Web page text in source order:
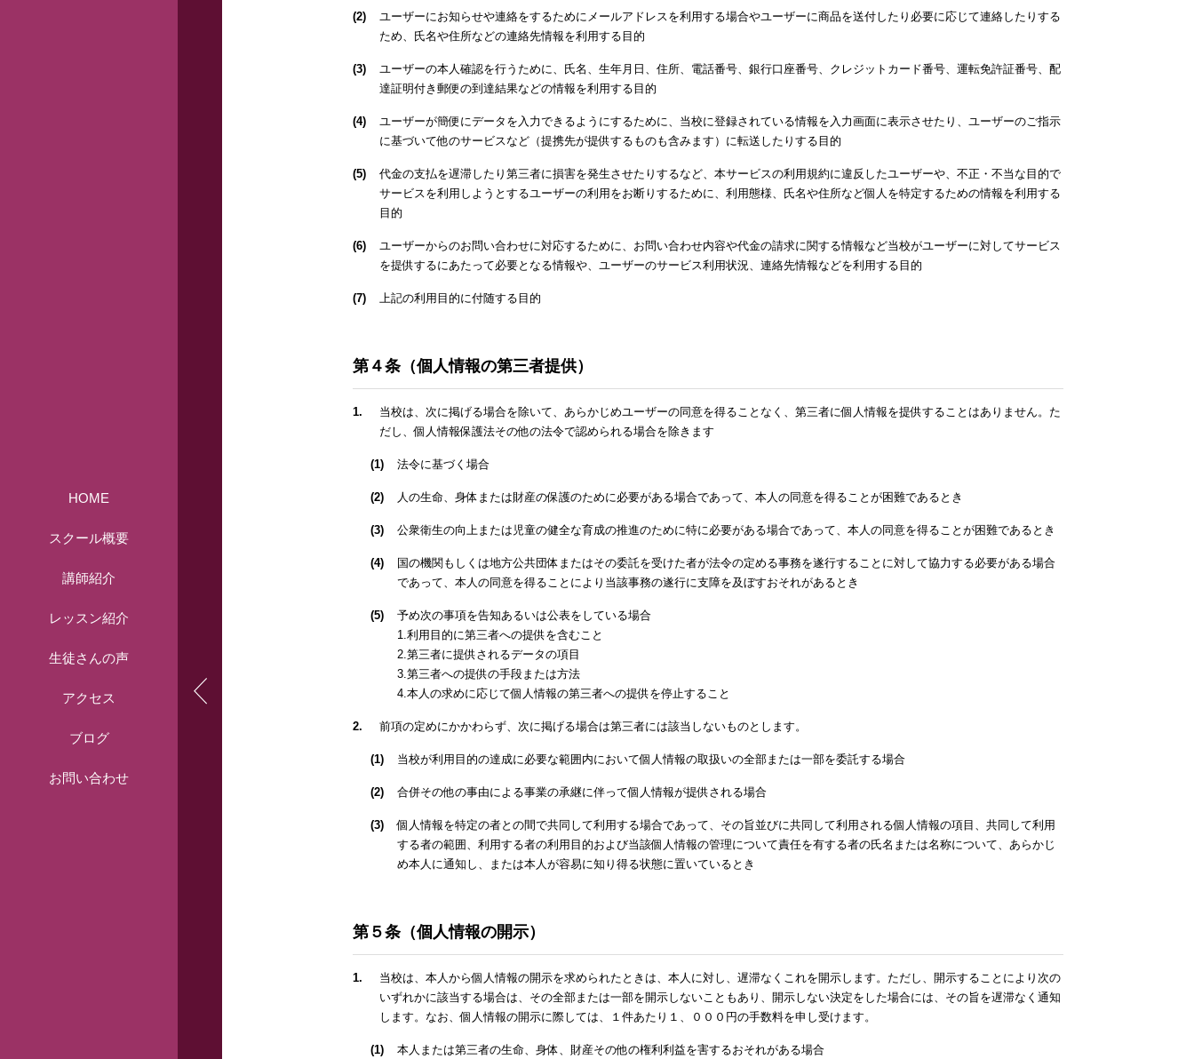
HOME
スクール概要
講師紹介
レッスン紹介
生徒さんの声
アクセス
ブログ
お問い合わせ
(2)
ユーザーにお知らせや連絡をするためにメールアドレスを利用する場合やユーザーに商品を送付したり必要に応じて連絡したりする
ため、氏名や住所などの連絡先情報を利用する目的
(3)
ユーザーの本人確認を行うために、氏名、生年月日、住所、電話番号、銀行口座番号、クレジットカード番号、運転免許証番号、配
達証明付き郵便の到達結果などの情報を利用する目的
(4)
ユーザーが簡便にデータを入力できるようにするために、当校に登録されている情報を入力画面に表示させたり、ユーザーのご指示
に基づいて他のサービスなど（提携先が提供するものも含みます）に転送したりする目的
(5)
代金の支払を遅滞したり第三者に損害を発生させたりするなど、本サービスの利用規約に違反したユーザーや、不正・不当な目的で
サービスを利用しようとするユーザーの利用をお断りするために、利用態様、氏名や住所など個人を特定するための情報を利用する
目的
(6)
ユーザーからのお問い合わせに対応するために、お問い合わせ内容や代金の請求に関する情報など当校がユーザーに対してサービス
を提供するにあたって必要となる情報や、ユーザーのサービス利用状況、連絡先情報などを利用する目的
(7) 上記の利用目的に付随する目的
第４条（個人情報の第三者提供）
1.
当校は、次に掲げる場合を除いて、あらかじめユーザーの同意を得ることなく、第三者に個人情報を提供することはありません。た
だし、個人情報保護法その他の法令で認められる場合を除きます
(1) 法令に基づく場合
(2) 人の生命、身体または財産の保護のために必要がある場合であって、本人の同意を得ることが困難であるとき
(3) 公衆衛生の向上または児童の健全な育成の推進のために特に必要がある場合であって、本人の同意を得ることが困難であるとき
(4)
国の機関もしくは地方公共団体またはその委託を受けた者が法令の定める事務を遂行することに対して協力する必要がある場合
であって、本人の同意を得ることにより当該事務の遂行に支障を及ぼすおそれがあるとき
(5)
予め次の事項を告知あるいは公表をしている場合
1.利用目的に第三者への提供を含むこと
2.第三者に提供されるデータの項目
3.第三者への提供の手段または方法
4.本人の求めに応じて個人情報の第三者への提供を停止すること
2. 前項の定めにかかわらず、次に掲げる場合は第三者には該当しないものとします。
(1) 当校が利用目的の達成に必要な範囲内において個人情報の取扱いの全部または一部を委託する場合
(2) 合併その他の事由による事業の承継に伴って個人情報が提供される場合
(3)
個人情報を特定の者との間で共同して利用する場合であって、その旨並びに共同して利用される個人情報の項目、共同して利用
する者の範囲、利用する者の利用目的および当該個人情報の管理について責任を有する者の氏名または名称について、あらかじ
め本人に通知し、または本人が容易に知り得る状態に置いているとき
第５条（個人情報の開示）
1.
当校は、本人から個人情報の開示を求められたときは、本人に対し、遅滞なくこれを開示します。ただし、開示することにより次の
いずれかに該当する場合は、その全部または一部を開示しないこともあり、開示しない決定をした場合には、その旨を遅滞なく通知
します。なお、個人情報の開示に際しては、１件あたり１、０００円の手数料を申し受けます。
(1) 本人または第三者の生命、身体、財産その他の権利利益を害するおそれがある場合